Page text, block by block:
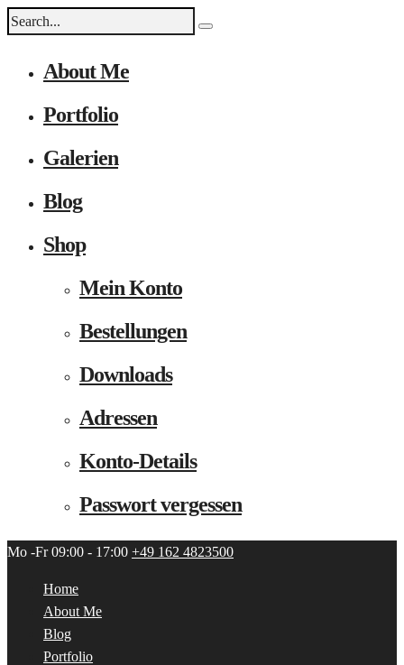
About Me
Portfolio
Galerien
Blog
Shop
Mein Konto
Bestellungen
Downloads
Adressen
Konto-Details
Passwort vergessen
Mo -Fr 09:00 - 17:00 +49 162 4823500
Home
About Me
Blog
Portfolio